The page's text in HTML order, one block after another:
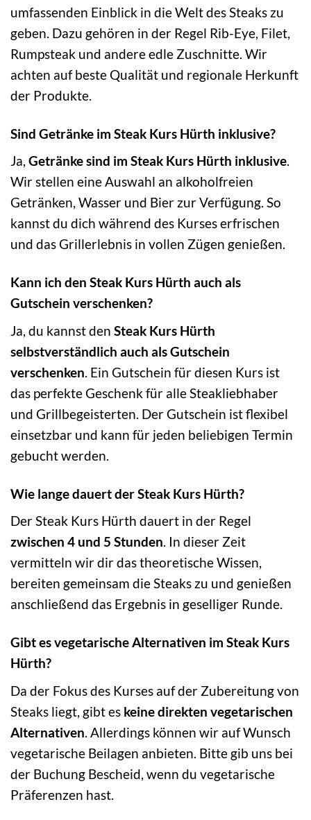
umfassenden Einblick in die Welt des Steaks zu
geben. Dazu gehören in der Regel Rib-Eye, Filet,
Rumpsteak und andere edle Zuschnitte. Wir
achten auf beste Qualität und regionale Herkunft
der Produkte.
Sind Getränke im Steak Kurs Hürth inklusive?
Ja, Getränke sind im Steak Kurs Hürth inklusive.
Wir stellen eine Auswahl an alkoholfreien
Getränken, Wasser und Bier zur Verfügung. So
kannst du dich während des Kurses erfrischen
und das Grillerlebnis in vollen Zügen genießen.
Kann ich den Steak Kurs Hürth auch als
Gutschein verschenken?
Ja, du kannst den Steak Kurs Hürth
selbstverständlich auch als Gutschein
verschenken. Ein Gutschein für diesen Kurs ist
das perfekte Geschenk für alle Steakliebhaber
und Grillbegeisterten. Der Gutschein ist flexibel
einsetzbar und kann für jeden beliebigen Termin
gebucht werden.
Wie lange dauert der Steak Kurs Hürth?
Der Steak Kurs Hürth dauert in der Regel
zwischen 4 und 5 Stunden. In dieser Zeit
vermitteln wir dir das theoretische Wissen,
bereiten gemeinsam die Steaks zu und genießen
anschließend das Ergebnis in geselliger Runde.
Gibt es vegetarische Alternativen im Steak Kurs
Hürth?
Da der Fokus des Kurses auf der Zubereitung von
Steaks liegt, gibt es keine direkten vegetarischen
Alternativen. Allerdings können wir auf Wunsch
vegetarische Beilagen anbieten. Bitte gib uns bei
der Buchung Bescheid, wenn du vegetarische
Präferenzen hast.